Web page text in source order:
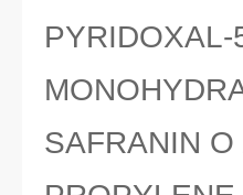
PYRIDOXAL-
SAFRANIN